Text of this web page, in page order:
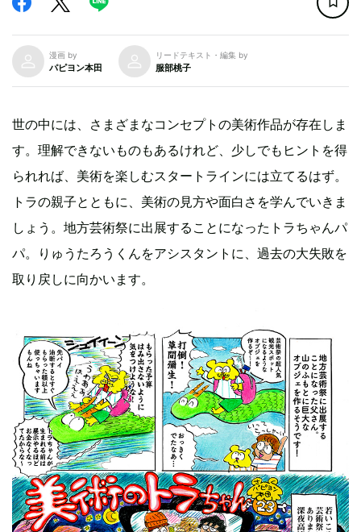
漫画 by
パピヨン本田
リードテキスト・編集 by
服部桃子
世の中には、さまざまなコンセプトの美術作品が存在しま
す。理解できないものもあるけれど、少しでもヒントを得
られれば、美術を楽しむスタートラインには立てるはず。
トラの親子とともに、美術の見方や面白さを学んでいきま
しょう。地方芸術祭に出展することになったトラちゃんパ
パ。りゅうたろうくんをアシスタントに、過去の大失敗を
取り戻しに向かいます。